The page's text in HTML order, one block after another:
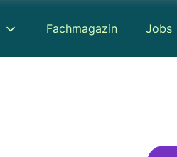
Fachmagazin Jobs